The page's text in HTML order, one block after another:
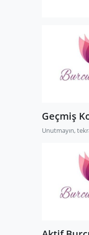
Geçmiş
Unutmayın,